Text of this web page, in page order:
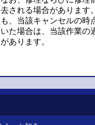
去される場合があります
も、当該キャンセルの時
いた場合は、当該作業の
があります。